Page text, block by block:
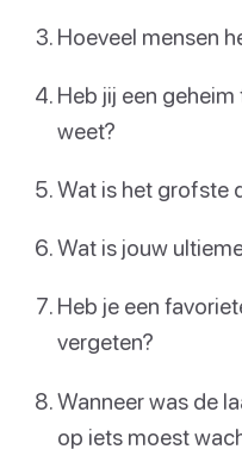
Hoeveel mensen
Heb jij een
weet?
Wat is het grofste
Wat is jouw
Heb je een
vergeten?
Wanneer was de
op iets moest